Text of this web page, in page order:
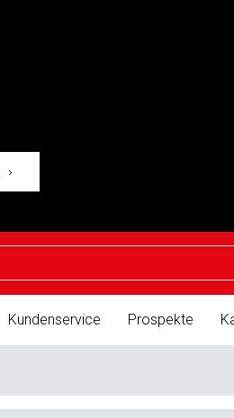
Kundenservice Prospekte